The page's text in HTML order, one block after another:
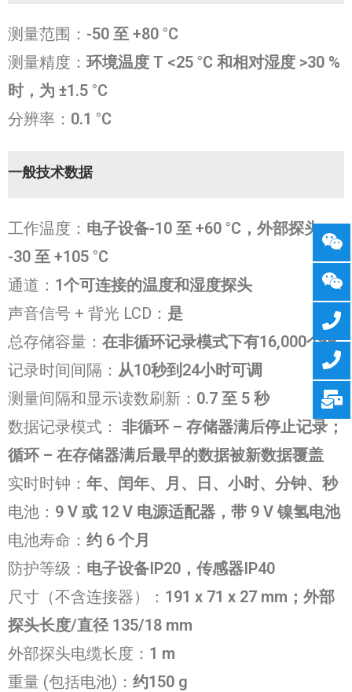
测量范围： -50 至 +80 °C
测量精度： 环境温度 T <25 °C 和相对湿度 >30 %
时，为 ±1.5 °C
分辨率： 0.1 °C
一般技术数据
工作温度： 电子设备-10 至 +60 °C，外部探头
-30 至 +105 °C
通道： 1个可连接的温度和湿度探头
声音信号 + 背光 LCD： 是
总存储容量： 在非循环记录模式下有16,000个值
记录时间间隔： 从10秒到24小时可调
测量间隔和显示读数刷新： 0.7 至 5 秒
数据记录模式： 非循环 – 存储器满后停止记录；
循环 – 在存储器满后最早的数据被新数据覆盖
实时时钟： 年、闰年、月、日、小时、分钟、秒
电池： 9 V 或 12 V 电源适配器，带 9 V 镍氢电池
电池寿命： 约 6 个月
防护等级： 电子设备IP20，传感器IP40
尺寸（不含连接器）： 191 x 71 x 27 mm；外部
探头长度/直径 135/18 mm
外部探头电缆长度： 1 m
重量 (包括电池)： 约150 g